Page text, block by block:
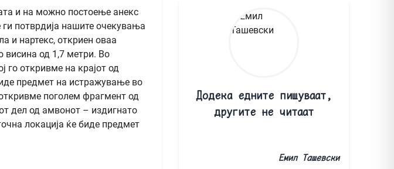
и на можно постоење анекс
потврдија нашите очекувања
и нартекс, откриен оваа
висина од 1,7 метри. Во
го откривме на крајот од
предмет на истражување во
поголем фрагмент од
дел од амвонот – издигнато
локација ќе биде предмет
Додека едните пишуваат,
другите не читаат
Емил Ташевски